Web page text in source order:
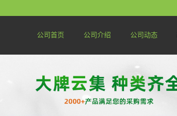
公司首页 公司介绍 公司动态